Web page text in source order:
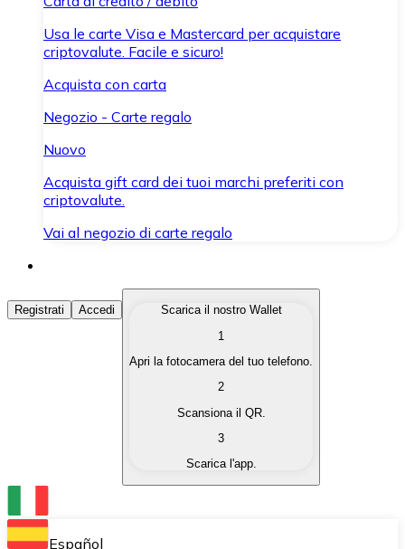
Usa le carte Visa e Mastercard per acquistare
criptovalute. Facile e sicuro!
Acquista con carta
Negozio - Carte regalo
Nuovo
Acquista gift card dei tuoi marchi preferiti con
criptovalute.
Vai al negozio di carte regalo
Acquista Criptovalute
Acquista le criptovalute che ti interessano in modo
Converti le tue criptovalute in valuta fiat quando ne
Scambia una criptovaluta con un'altra
Conserva le tue cripto in un Wallet self-custodial.
Registrati Accedi
Scarica il nostro Wallet
1
Apri la fotocamera del tuo telefono.
2
Scansiona il QR.
3
Scarica l'app.
Español